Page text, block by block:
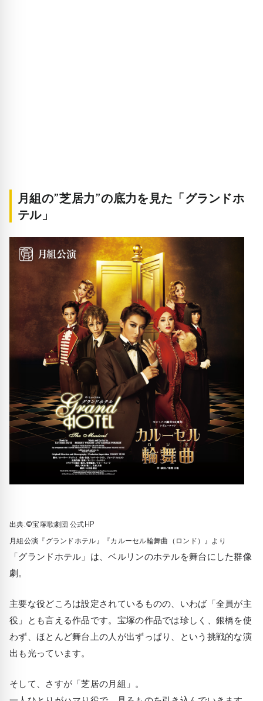
月組の”芝居力”の底力を見た「グランドホ
テル」
出典:©宝塚歌劇団 公式HP
月組公演『グランドホテル』『カルーセル輪舞曲（ロンド）』より
「グランドホテル」は、ベルリンのホテルを舞台にした群像
劇。
主要な役どころは設定されているものの、いわば「全員が主
役」とも言える作品です。宝塚の作品では珍しく、銀橋を使
わず、ほとんど舞台上の人が出ずっぱり、という挑戦的な演
出も光っています。
そして、さすが「芝居の月組」。